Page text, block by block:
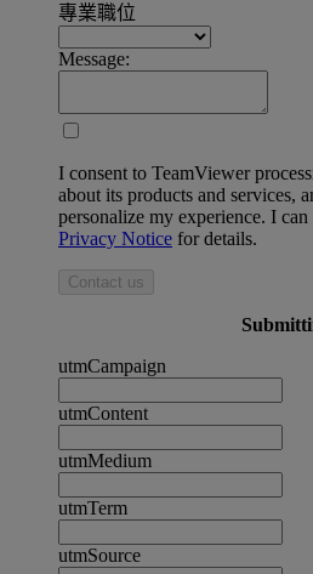
專業職位
Message:
I consent to TeamViewer
about its products and services,
personalize my experience. I
Privacy Notice for details.
Contact us
utmCampaign
utmContent
utmMedium
utmTerm
utmSource